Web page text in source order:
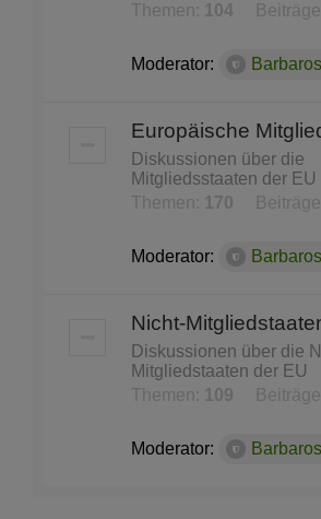
Themen:
104
Moderator:
Europäische
Diskussionen über die
Mitgliedsstaaten der EU
Themen:
170
Moderator:
Nicht-
Diskussionen über die
Mitgliedstaaten der EU
Themen:
109
Moderator: